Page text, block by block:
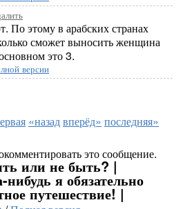
По этому в арабских странах
сможет выносить женщина
это 3.
версии
«назадвперёд» последняя»
это сообщение.
или не быть? |
я обязательно
путешествие! |